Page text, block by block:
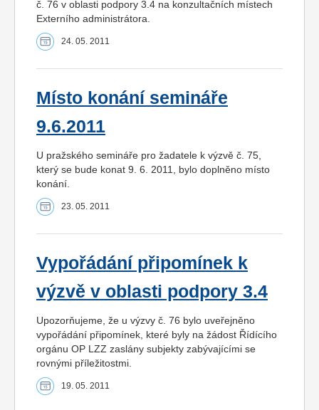
č. 76 v oblasti podpory 3.4 na konzultačních místech
Externího administrátora.
24. 05. 2011
Místo konání semináře
9.6.2011
U pražského semináře pro žadatele k výzvě č. 75,
který se bude konat 9. 6. 2011, bylo doplněno místo
konání.
23. 05. 2011
Vypořádání připomínek k
výzvě v oblasti podpory 3.4
Upozorňujeme, že u výzvy č. 76 bylo uveřejněno
vypořádání připomínek, které byly na žádost Řídícího
orgánu OP LZZ zaslány subjekty zabývajícími se
rovnými příležitostmi.
19. 05. 2011